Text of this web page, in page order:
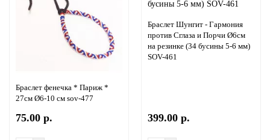
Браслет фенечка * Париж *
27см Ø6-10 см sov-477
75.00 р.
Браслет Шунгит - Гармония
против Сглаза и Порчи Ø6см
на резинке (34 бусины 5-6 мм)
SOV-461
399.00 р.